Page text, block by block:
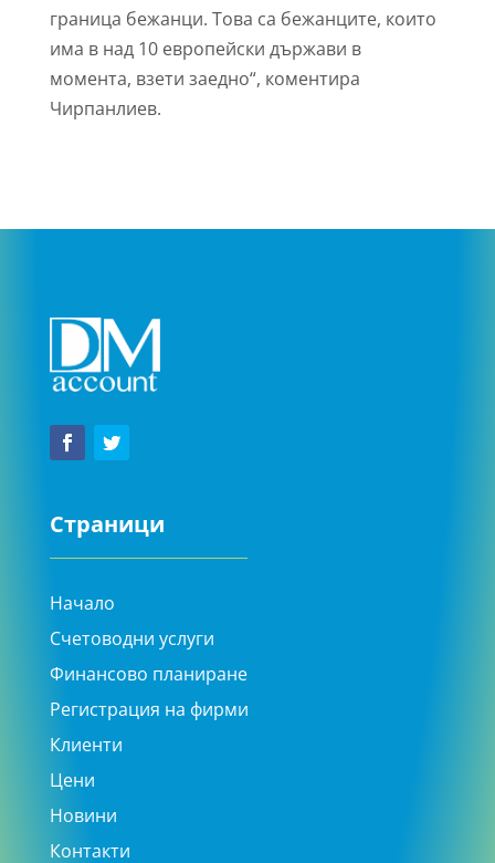
граница бежанци. Това са бежанците, които
има в над 10 европейски държави в
момента, взети заедно“, коментира
Чирпанлиев.
Страници
Начало
Счетоводни услуги
Финансово планиране
Регистрация на фирми
Клиенти
Цени
Новини
Контакти